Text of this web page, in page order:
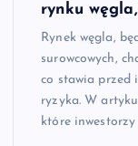
rynku
Rynek węgla,
surowcowych,
co stawia przed
ryzyka. W
które